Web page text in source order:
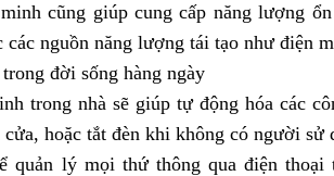
cũng giúp cung cấp năng lượng
các nguồn năng lượng tái tạo như điện
đời sống hàng ngày
trong nhà sẽ giúp tự động hóa các
hoặc tắt đèn khi không có người sử
quản lý mọi thứ thông qua điện